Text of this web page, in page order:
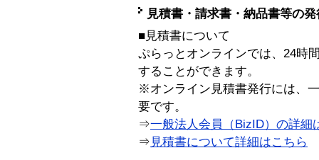
見積書・請求書・納品書等の
■見積書について
ぷらっとオンラインでは、24時
することができます。
※オンライン見積書発行には、
要です。
⇒一般法人会員（BizID）の詳細
⇒ 見積書について詳細はこちら